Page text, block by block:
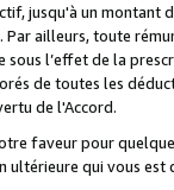
jusqu'à un montant
ailleurs, toute
sous l’effet de la
de toutes les
de l'Accord.
faveur pour
qui vous est